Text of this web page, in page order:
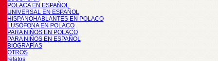
POLACA EN ESPAÑOL
UNIVERSAL EN ESPAÑOL
HISPANOHABLANTES EN POLACO
LUSÓFONA EN POLACO
PARA NIÑOS EN POLACO
PARA NIÑOS EN ESPAÑOL
BIOGRAFÍAS
OTROS
relatos